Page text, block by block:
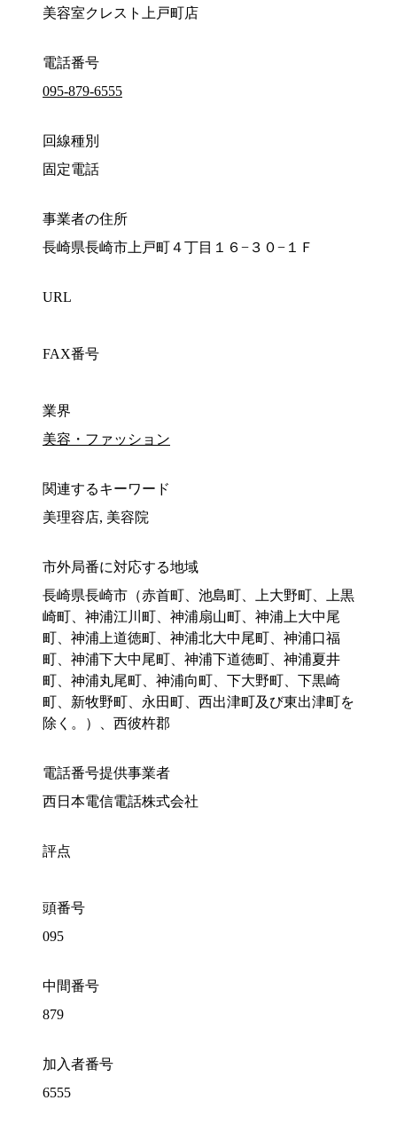
美容室クレスト上戸町店
電話番号
095-879-6555
回線種別
固定電話
事業者の住所
長崎県長崎市上戸町４丁目１６−３０−１Ｆ
URL
FAX番号
業界
美容・ファッション
関連するキーワード
美理容店, 美容院
市外局番に対応する地域
長崎県長崎市（赤首町、池島町、上大野町、上黒
崎町、神浦江川町、神浦扇山町、神浦上大中尾
町、神浦上道徳町、神浦北大中尾町、神浦口福
町、神浦下大中尾町、神浦下道徳町、神浦夏井
町、神浦丸尾町、神浦向町、下大野町、下黒崎
町、新牧野町、永田町、西出津町及び東出津町を
除く。）、西彼杵郡
電話番号提供事業者
西日本電信電話株式会社
評点
頭番号
095
中間番号
879
加入者番号
6555